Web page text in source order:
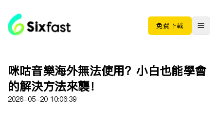
免费下载
咪咕音樂海外無法使用？小白也能學會
的解決方法來襲！
2026-05-20 10:06:39